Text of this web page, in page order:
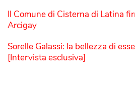
Il Comune di Cisterna di Latina
Arcigay
Sorelle Galassi: la bellezza di
[Intervista esclusiva]